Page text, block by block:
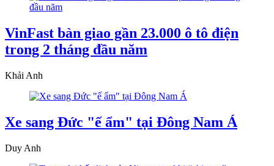
VinFast bàn giao gần 23.000 ô tô điện
trong 2 tháng đầu năm
Khải Anh
Xe sang Đức "ế ẩm" tại Đông Nam Á
Duy Anh